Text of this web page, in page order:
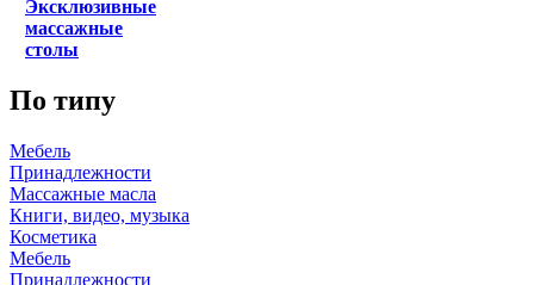
Эксклюзивные
массажные
столы
По типу
Мебель
Принадлежности
Массажные масла
Книги, видео, музыка
Косметика
Мебель
Принадлежности